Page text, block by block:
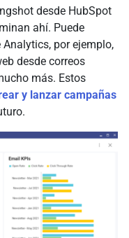
desde HubSpot
ahí. Puede
por ejemplo,
desde correos
más. Estos
y lanzar campañas